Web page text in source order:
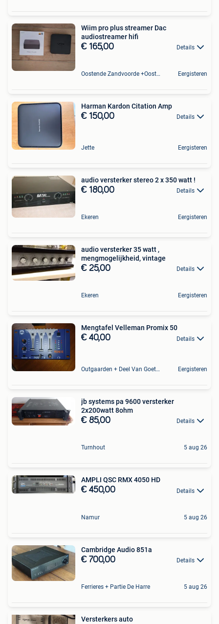
Wiim pro plus streamer Dac
audiostreamer hifi
€ 165,00 Details
Oostende Zandvoorde +Oostende Eergisteren
Harman Kardon Citation Amp
€ 150,00 Details
Jette Eergisteren
audio versterker stereo 2 x 350 watt !
€ 180,00 Details
Ekeren Eergisteren
audio versterker 35 watt ,
mengmogelijkheid, vintage
€ 25,00 Details
Ekeren Eergisteren
Mengtafel Velleman Promix 50
€ 40,00 Details
Outgaarden + Deel Van Goetsenhoven Eergisteren
jb systems pa 9600 versterker
2x200watt 8ohm
€ 85,00 Details
Turnhout 5 aug 26
AMPLI QSC RMX 4050 HD
€ 450,00 Details
Namur 5 aug 26
Cambridge Audio 851a
€ 700,00 Details
Ferrieres + Partie De Harre 5 aug 26
Versterkers auto